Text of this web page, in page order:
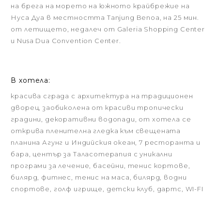
на брега на морето на южното крайбрежие на
Нуса Дуа в местността Tanjung Benoa, на 25 мин.
от летището, недалеч от Galeria Shopping Center
и Nusa Dua Convention Center.
В хотела:
красива сграда с архитектура на традиционен
дворец, заобиколена от красиви тропически
градини, декоративни водопади, от хотела се
открива пленителна гледка към свещената
планина Агунг и Индийския океан, 7 ресторанта и
бара, център за Таласотерапия с уникални
програми за лечение, басейни, тенис кортове,
билярд, фитнес, тенис на маса, билярд, водни
спортове, голф игрище, детски клуб, дартс, WI-FI